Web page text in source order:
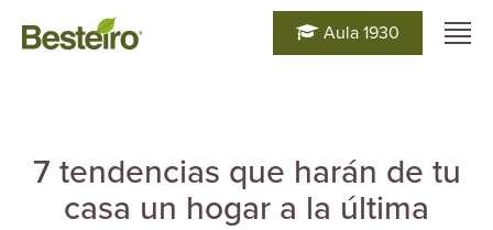
Aula 1930
7 tendencias que harán de tu
casa un hogar a la última